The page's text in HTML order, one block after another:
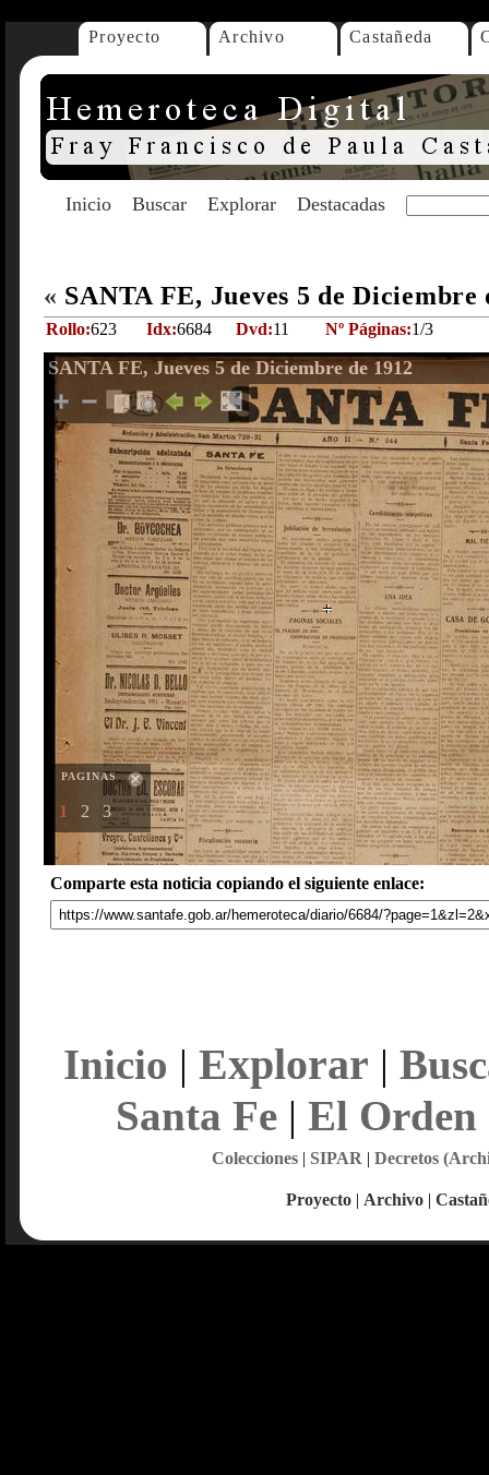
Proyecto Archivo Castañeda
Inicio Buscar Explorar Destacadas
« SANTA FE, Jueves 5 de Diciembre
Rollo:623 Idx:6684 Dvd:11 Nº Páginas:1/3
SANTA FE, Jueves 5 de Diciembre de 1912
PAGINAS
1 2 3
Comparte esta noticia copiando el siguiente enlace:
Inicio | Explorar |
Santa Fe| El Orden
Colecciones| SIPAR | Decretos
Proyecto | Archivo |